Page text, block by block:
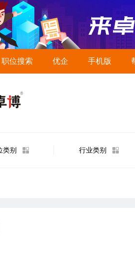
职位搜索 优企 手机版
类别 行业类别